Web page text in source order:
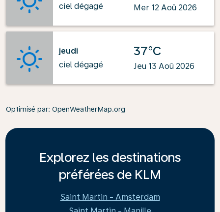
ciel dégagé
Mer 12 Aoû 2026
jeudi
ciel dégagé
37°C
Jeu 13 Aoû 2026
Optimisé par: OpenWeatherMap.org
Explorez les destinations
préférées de KLM
Saint Martin - Amsterdam